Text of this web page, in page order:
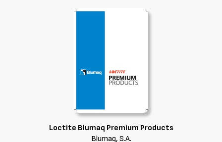
Loctite Blumaq Premium Products
Blumaq, S.A.